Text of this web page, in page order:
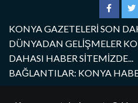
KONYA GAZETELERİ SON
DÜNYADAN GELİŞMELER
DAHASI HABER SİTEMİZDE...
BAĞLANTILAR: KONYA